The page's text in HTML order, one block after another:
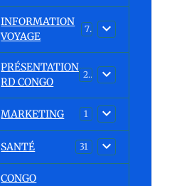
INFORMATION
VOYAGE
7
PRÉSENTATION
RD CONGO
23
MARKETING 1
SANTÉ 31
CONGO